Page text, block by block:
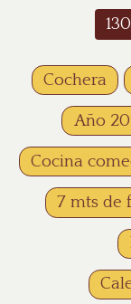
130
Cochera
Año
Cocina
7 mts de